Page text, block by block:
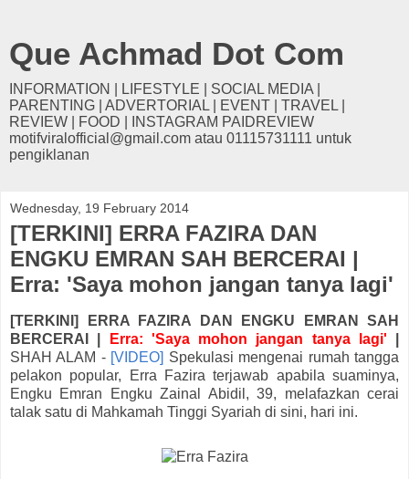
Que Achmad Dot Com
INFORMATION | LIFESTYLE | SOCIAL MEDIA |
PARENTING | ADVERTORIAL | EVENT | TRAVEL |
REVIEW | FOOD | INSTAGRAM PAIDREVIEW
motifviralofficial@gmail.com atau 01115731111 untuk
pengiklanan
Wednesday, 19 February 2014
[TERKINI] ERRA FAZIRA DAN
ENGKU EMRAN SAH BERCERAI |
Erra: 'Saya mohon jangan tanya lagi'
[TERKINI] ERRA FAZIRA DAN ENGKU EMRAN SAH
BERCERAI |
Erra: 'Saya mohon jangan tanya lagi'
SHAH ALAM - [VIDEO] Spekulasi mengenai rumah tangga
pelakon popular, Erra Fazira terjawab apabila suaminya,
Engku Emran Engku Zainal Abidil, 39, melafazkan cerai
talak satu di Mahkamah Tinggi Syariah di sini, hari ini.